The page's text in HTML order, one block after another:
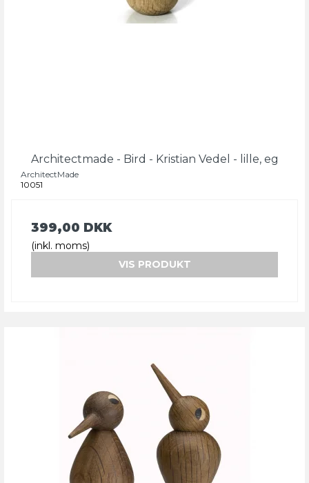
Architectmade - Bird - Kristian Vedel - lille, eg
ArchitectMade
10051
399,00 DKK
(inkl. moms)
VIS PRODUKT